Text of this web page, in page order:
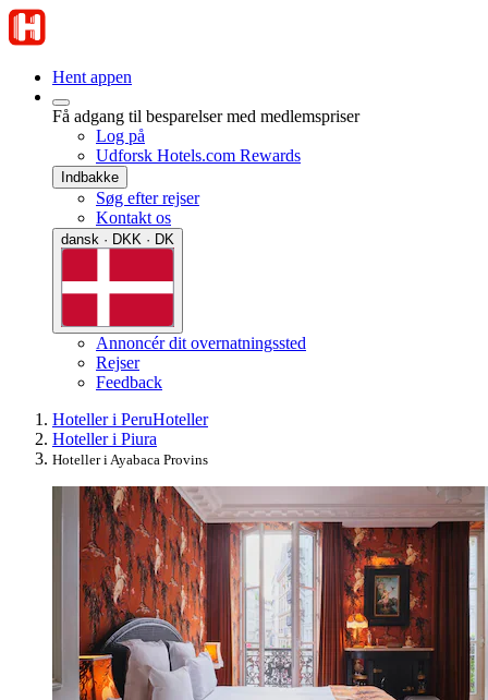
Hent appen
Få adgang til besparelser med medlemspriser
Log på
Udforsk Hotels.com Rewards
Indbakke
Søg efter rejser
Kontakt os
dansk · DKK · DK
Annoncér dit overnatningssted
Rejser
Feedback
Hoteller i PeruHoteller
Hoteller i Piura
Hoteller i Ayabaca Provins